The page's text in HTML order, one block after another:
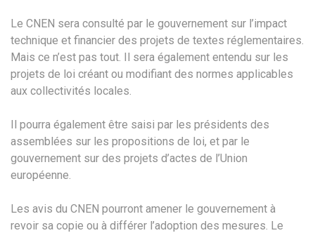
Le CNEN sera consulté par le gouvernement sur l’impact
technique et financier des projets de textes réglementaires.
Mais ce n’est pas tout. Il sera également entendu sur les
projets de loi créant ou modifiant des normes applicables
aux collectivités locales.
Il pourra également être saisi par les présidents des
assemblées sur les propositions de loi, et par le
gouvernement sur des projets d’actes de l’Union
européenne.
Les avis du CNEN pourront amener le gouvernement à
revoir sa copie ou à différer l’adoption des mesures. Le